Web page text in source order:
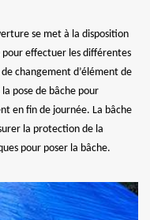
se met à la disposition
effectuer les différentes
changement d’élément de
pose de bâche pour
en fin de journée. La bâche
la protection de la
pour poser la bâche.